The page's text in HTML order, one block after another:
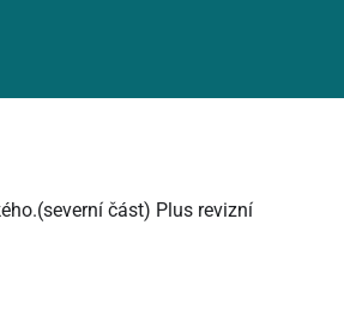
část) Plus revizní